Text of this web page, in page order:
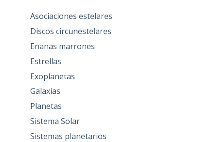
Asociaciones estelares
Discos circunestelares
Enanas marrones
Estrellas
Exoplanetas
Galaxias
Planetas
Sistema Solar
Sistemas planetarios